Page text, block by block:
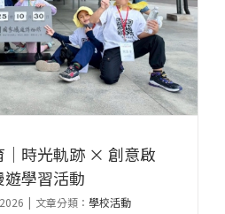
程
｜
毛
線
小
法：
雅
｜時光軌跡 × 創意啟
學習活動
| 文章分類： 學校活動